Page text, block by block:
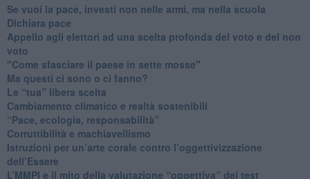
​Se vuoi la pace, investi non nelle armi, ma nella scuola
​Dichiara pace
​Appello agli elettori ad una scelta profonda del voto e del non
voto
"Come sfasciare il paese in sette mosse"
​Ma questi ci sono o ci fanno?
​Le “tua” libera scelta
Cambiamento climatico e realtà sostenibili
“Pace, ecologia, responsabilità”
​Corruttibilità e machiavellismo
Istruzioni per un’arte corale contro l’oggettivizzazione
dell’Essere
​L’MMPI e il mito della valutazione “oggettiva” dei test